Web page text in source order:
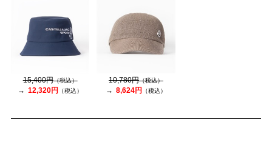
15,400円（税込）
12,320円 （税込）
10,780円（税込）
8,624円 （税込）